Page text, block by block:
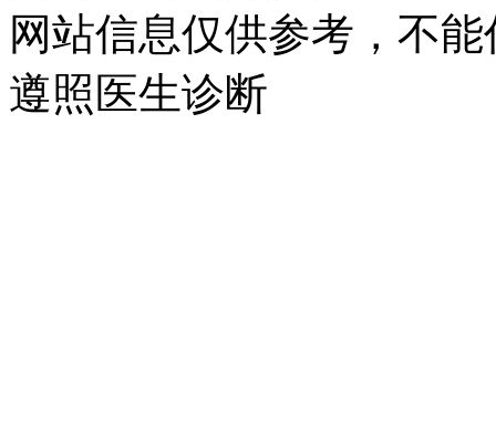
网站信息仅供参考，不
遵照医生诊断